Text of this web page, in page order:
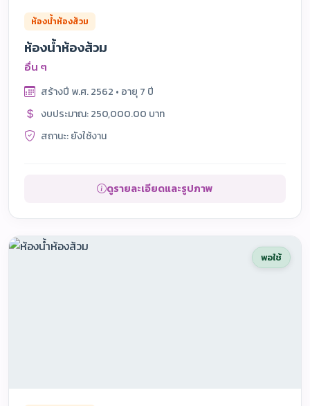
ห้องน้ำห้องส้วม
ห้องน้ำห้องส้วม
อื่น ๆ
สร้างปี พ.ศ. 2562 • อายุ 7 ปี
งบประมาณ: 250,000.00 บาท
สถานะ: ยังใช้งาน
ดูรายละเอียดและรูปภาพ
พอใช้